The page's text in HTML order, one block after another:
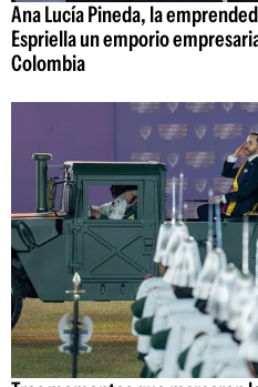
Ana Lucía Pineda, la
Espriella un emporio
Colombia